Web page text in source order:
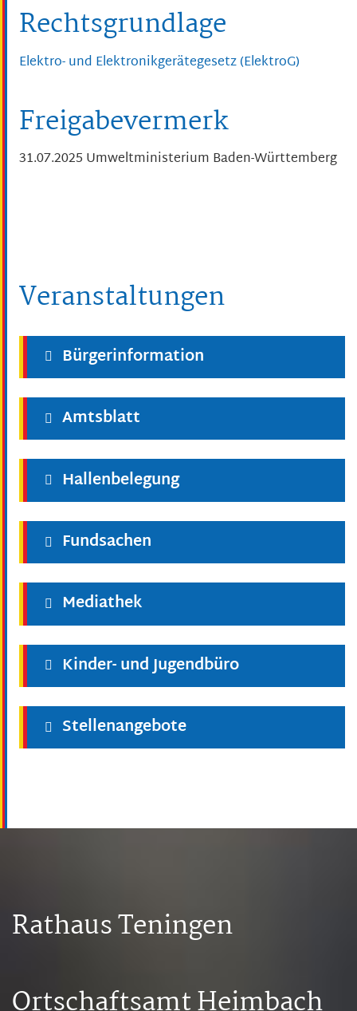
Rechtsgrundlage
Elektro- und Elektronikgerätegesetz (ElektroG)
Freigabevermerk
31.07.2025 Umweltministerium Baden-Württemberg
Veranstaltungen
Bürgerinformation
Amtsblatt
Hallenbelegung
Fundsachen
Mediathek
Kinder- und Jugendbüro
Stellenangebote
Rathaus Teningen